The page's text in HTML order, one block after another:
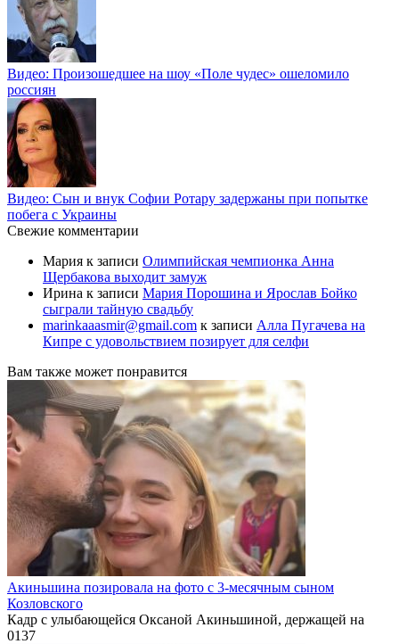
Видео: Произошедшее на шоу «Поле чудес» ошеломило
россиян
Видео: Сын и внук Софии Ротару задержаны при попытке
побега с Украины
Свежие комментарии
Мария к записи Олимпийская чемпионка Анна
Щербакова выходит замуж
Ирина к записи Мария Порошина и Ярослав Бойко
сыграли тайную свадьбу
marinkaaasmir@gmail.com к записи Алла Пугачева на
Кипре с удовольствием позирует для селфи
Вам также может понравится
Акиньшина позировала на фото с 3-месячным сыном
Козловского
Кадр с улыбающейся Оксаной Акиньшиной, держащей на
0137